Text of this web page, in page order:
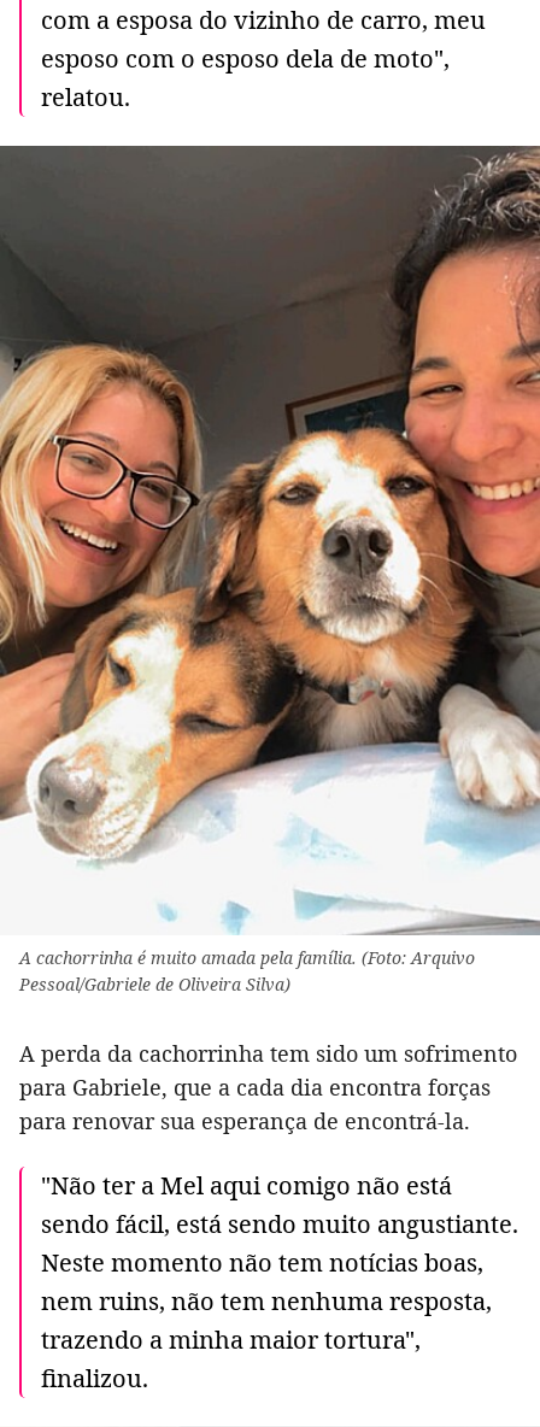
com a esposa do vizinho de carro, meu
esposo com o esposo dela de moto",
relatou.
A cachorrinha é muito amada pela família. (Foto: Arquivo
Pessoal/Gabriele de Oliveira Silva)
A perda da cachorrinha tem sido um sofrimento
para Gabriele, que a cada dia encontra forças
para renovar sua esperança de encontrá-la.
"Não ter a Mel aqui comigo não está
sendo fácil, está sendo muito angustiante.
Neste momento não tem notícias boas,
nem ruins, não tem nenhuma resposta,
trazendo a minha maior tortura",
finalizou.